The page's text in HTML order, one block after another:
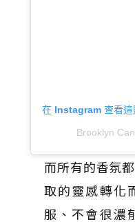
在 Instagram 查看這
而所有的香氛
取的靈感轉化
服、不會很濃